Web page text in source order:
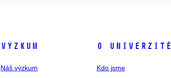
Výzkum
Náš výzkum
O univerzitě
Kdo jsme